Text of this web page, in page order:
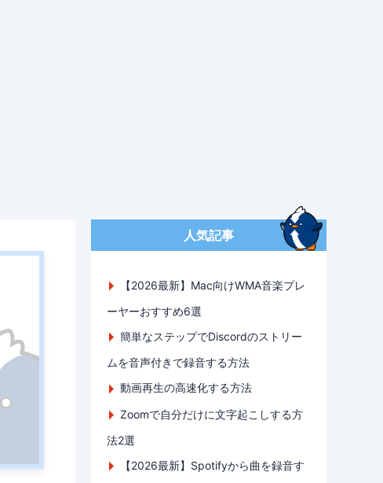
人気記事
【2026最新】Mac向けWMA音楽プレ
ーヤーおすすめ6選
簡単なステップでDiscordのストリー
ムを音声付きで録音する方法
動画再生の高速化する方法
Zoomで自分だけに文字起こしする方
法2選
【2026最新】Spotifyから曲を録音す